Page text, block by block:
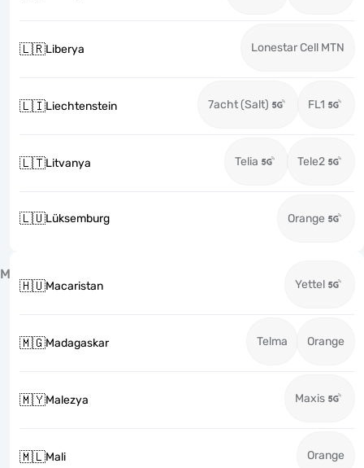
🇱🇷Liberya Lonestar Cell MTN
🇱🇮Liechtenstein 7acht (Salt) FL1
🇱🇹Litvanya Telia Tele2
🇱🇺Lüksemburg Orange
M
🇭🇺Macaristan Yettel
🇲🇬Madagaskar Telma Orange
🇲🇾Malezya Maxis
🇲🇱Mali Orange